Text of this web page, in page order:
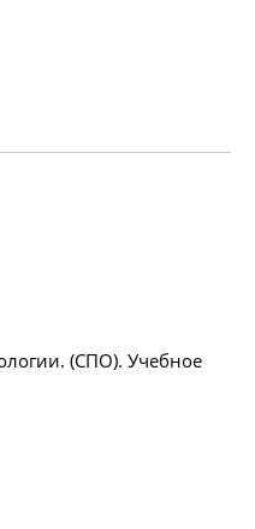
(СПО). Учебное